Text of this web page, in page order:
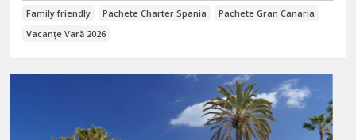
Family friendly Pachete Charter Spania
Pachete Gran Canaria
Vacanțe Vară 2026